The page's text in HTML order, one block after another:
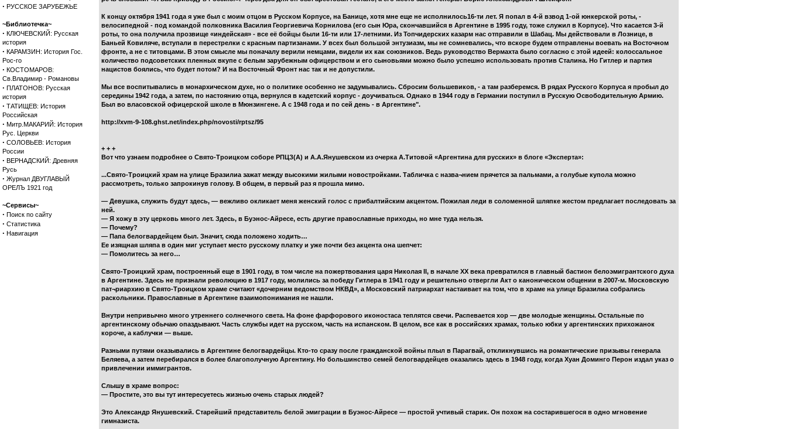
· РУССКОЕ ЗАРУБЕЖЬЕ
~Библиотечка~
· КЛЮЧЕВСКИЙ: Русская
история
· КАРАМЗИН: История Гос.
Рос-го
· КОСТОМАРОВ:
Св.Владимир - Романовы
· ПЛАТОНОВ: Русская
история
· ТАТИЩЕВ: История
Российская
· Митр.МАКАРИЙ: История
Рус. Церкви
· СОЛОВЬЕВ: История
России
· ВЕРНАДСКИЙ: Древняя
Русь
· Журнал ДВУГЛАВЫЙ
ОРЕЛЪ 1921 год
~Сервисы~
· Поиск по сайту
· Статистика
· Навигация
К концу октября 1941 года я уже был с моим отцом в Русском Корпусе, на Банице, хотя мне еще не исполнилось16-ти лет. Я попал в 4-й взвод 1-ой юнкерской роты, -
велосипедной - под командой полковника Василия Георгиевича Корнилова (его сын Юра, скончавшийся в Аргентине в 1995 году, тоже служил в Корпусе). Что касается 3-й
роты, то она получила прозвище «индейская» - все её бойцы были 16-ти или 17-летними. Из Топчидерских казарм нас отправили в Шабац. Мы действовали в Лознице, в
Баньей Ковиляче, вступали в перестрелки с красным партизанами. У всех был большой энтузиазм, мы не сомневались, что вскоре будем отправлены воевать на Восточном
фронте, а не с титовцами. В этом смысле мы поначалу верили немцами, видели их как союзников. Ведь руководство Вермахта было согласно с этой идеей: колоссальное
количество подсоветских пленных вкупе с белым зарубежным офицерством и его сыновьями можно было успешно использовать против Сталина. Но Гитлер и партия
нацистов боялись, что будет потом? И на Восточный Фронт нас так и не допустили.
Мы все воспитывались в монархическом духе, но о политике особенно не задумывались. Сбросим большевиков, - а там разберемся. В рядах Русского Корпуса я пробыл до
середины 1942 года, а затем, по настоянию отца, вернулся в кадетский корпус - доучиваться. Однако в 1944 году в Германии поступил в Русскую Освободительную Армию.
Был во власовской офицерской школе в Мюнзингене. А с 1948 года и по сей день - в Аргентине".
http://xvm-9-108.ghst.net/index.php/novosti/rptsz/95
+ + +
Вот что узнаем подробнее о Свято-Троицком соборе РПЦЗ(А) и А.А.Янушевском из очерка А.Титовой «Аргентина для русских» в блоге «Эксперта»:
...Свято-Троицкий храм на улице Бразилиа зажат между высокими жилыми новостройками. Табличка с назва¬нием прячется за пальмами, а голубые купола можно
рассмотреть, только запрокинув голову. В общем, в первый раз я прошла мимо.
— Девушка, служить будут здесь, — вежливо окликает меня женский голос с прибалтийским акцентом. Пожилая леди в соломенной шляпке жестом предлагает последовать за
ней.
— Я хожу в эту церковь много лет. Здесь, в Буэнос-Айресе, есть другие православные приходы, но мне туда нельзя.
— Почему?
— Папа белогвардейцем был. Значит, сюда положено ходить…
Ее изящная шляпа в один миг уступает место русскому платку и уже почти без акцента она шепчет:
— Помолитесь за него…
Свято-Троицкий храм, построенный еще в 1901 году, в том числе на пожертвования царя Николая II, в начале XX века превратился в главный бастион белоэмигрантского духа
в Аргентине. Здесь не признали революцию в 1917 году, молились за победу Гитлера в 1941 году и решительно отвергли Акт о каноническом общении в 2007-м. Московскую
пат¬риархию в Свято-Троицком храме считают «дочерним ведомством НКВД», а Московский патриархат настаивает на том, что в храме на улице Бразилиа собрались
раскольники. Православные в Аргентине взаимопонимания не нашли.
Внутри непривычно много утреннего солнечного света. На фоне фарфорового иконостаса теплятся свечи. Распевается хор — две молодые женщины. Остальные по
аргентинскому обычаю опаздывают. Часть службы идет на русском, часть на испанском. В целом, все как в российских храмах, только юбки у аргентинских прихожанок
короче, а каблучки — выше.
Разными путями оказывались в Аргентине белогвардейцы. Кто-то сразу после гражданской войны плыл в Парагвай, откликнувшись на романтические призывы генерала
Беляева, а затем перебирался в более благополучную Аргентину. Но большинство семей белогвардейцев оказались здесь в 1948 году, когда Хуан Доминго Перон издал указ о
привлечении иммигрантов.
Слышу в храме вопрос:
— Простите, это вы тут интересуетесь жизнью очень старых людей?
Это Александр Янушевский. Старейший представитель белой эмиграции в Буэнос-Айресе — простой учтивый старик. Он похож на состарившегося в одно мгновение
гимназиста.